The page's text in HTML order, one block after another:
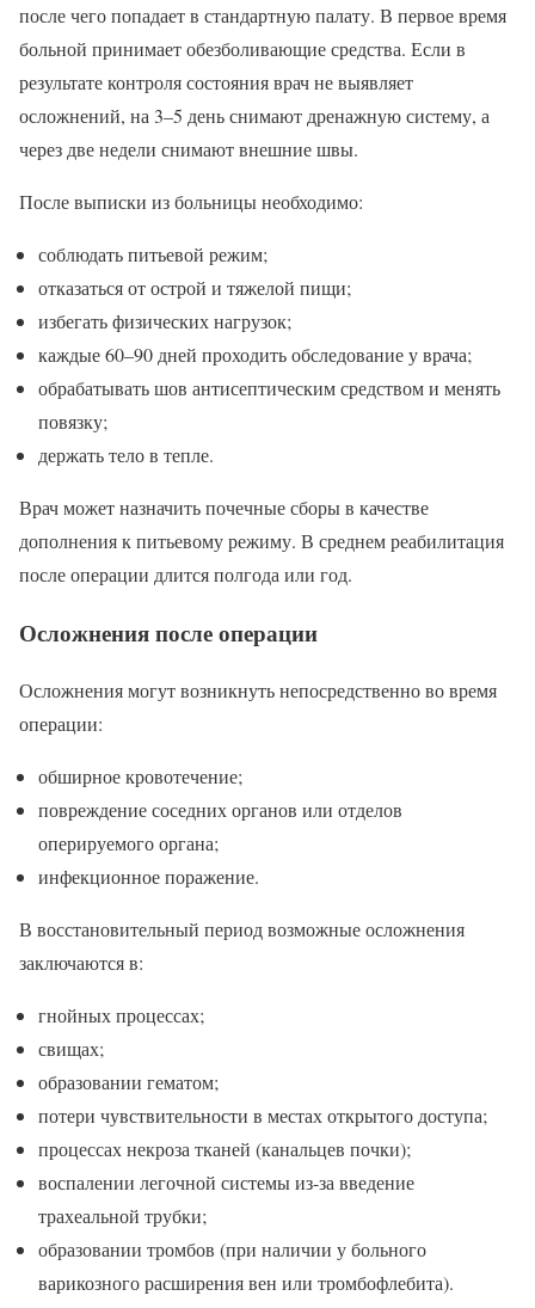
после чего попадает в стандартную палату. В первое время
больной принимает обезболивающие средства. Если в
результате контроля состояния врач не выявляет
осложнений, на 3–5 день снимают дренажную систему, а
через две недели снимают внешние швы.
После выписки из больницы необходимо:
соблюдать питьевой режим;
отказаться от острой и тяжелой пищи;
избегать физических нагрузок;
каждые 60–90 дней проходить обследование у врача;
обрабатывать шов антисептическим средством и менять
повязку;
держать тело в тепле.
Врач может назначить почечные сборы в качестве
дополнения к питьевому режиму. В среднем реабилитация
после операции длится полгода или год.
Осложнения после операции
Осложнения могут возникнуть непосредственно во время
операции:
обширное кровотечение;
повреждение соседних органов или отделов
оперируемого органа;
инфекционное поражение.
В восстановительный период возможные осложнения
заключаются в:
гнойных процессах;
свищах;
образовании гематом;
потери чувствительности в местах открытого доступа;
процессах некроза тканей (канальцев почки);
воспалении легочной системы из-за введение
трахеальной трубки;
образовании тромбов (при наличии у больного
варикозного расширения вен или тромбофлебита).